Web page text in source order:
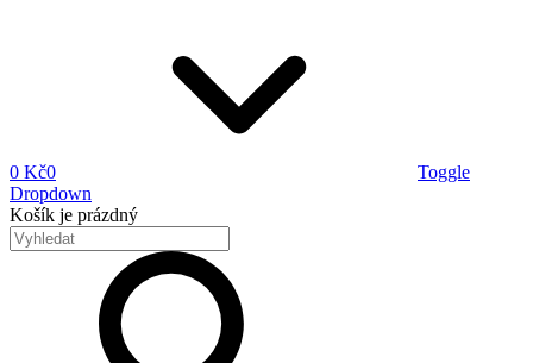
0 Kč0
Toggle
Dropdown
Košík je prázdný